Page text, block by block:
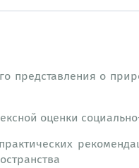
представления о
оценки
практических